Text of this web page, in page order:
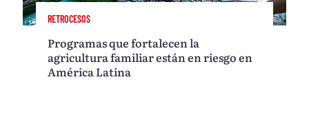
RETROCESOS
Programas que fortalecen la
agricultura familiar están en riesgo en
América Latina